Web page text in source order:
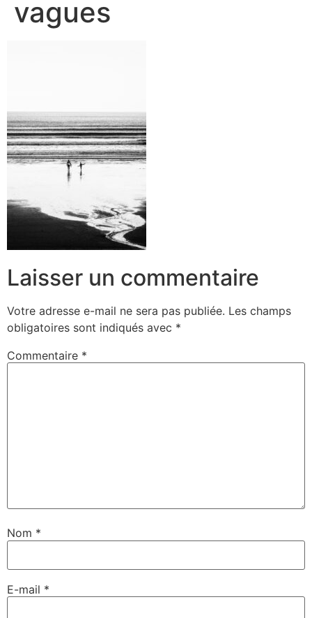
vagues
Laisser un commentaire
Votre adresse e-mail ne sera pas publiée. Les champs
obligatoires sont indiqués avec *
Commentaire *
Nom *
E-mail *